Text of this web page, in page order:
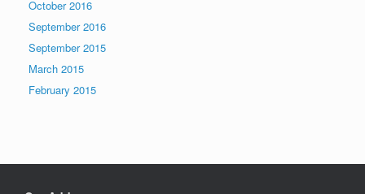
October 2016
September 2016
September 2015
March 2015
February 2015